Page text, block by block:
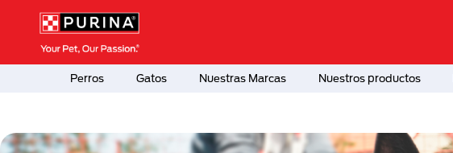
Pasar al contenido principal
Menú Secundario Purina
Menú Principal Purina
Perros Gatos Nuestras Marcas Nuestros productos